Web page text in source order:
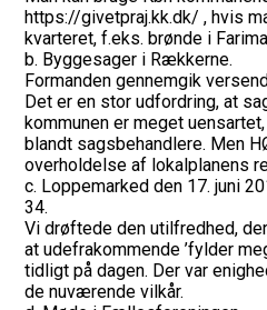
https://givetpraj.kk.dk/ , hvis
kvarteret, f.eks. brønde i
b. Byggesager i Rækkerne.
Formanden gennemgik
Det er en stor udfordring, at
kommunen er meget
blandt sagsbehandlere. Men
overholdelse af lokalplanens
c. Loppemarked den 17. juni
34.
Vi drøftede den utilfredhed,
at udefrakommende ’fylder
tidligt på dagen. Der var
de nuværende vilkår.